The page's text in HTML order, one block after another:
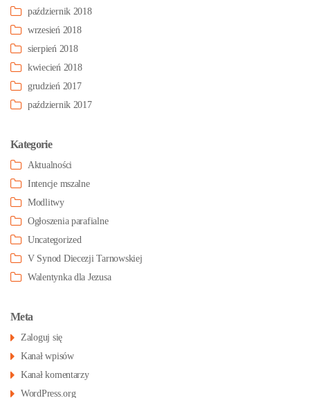
październik 2018
wrzesień 2018
sierpień 2018
kwiecień 2018
grudzień 2017
październik 2017
Kategorie
Aktualności
Intencje mszalne
Modlitwy
Ogłoszenia parafialne
Uncategorized
V Synod Diecezji Tarnowskiej
Walentynka dla Jezusa
Meta
Zaloguj się
Kanał wpisów
Kanał komentarzy
WordPress.org